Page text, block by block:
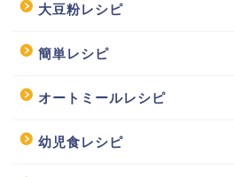
大豆粉レシピ
簡単レシピ
オートミールレシピ
幼児食レシピ